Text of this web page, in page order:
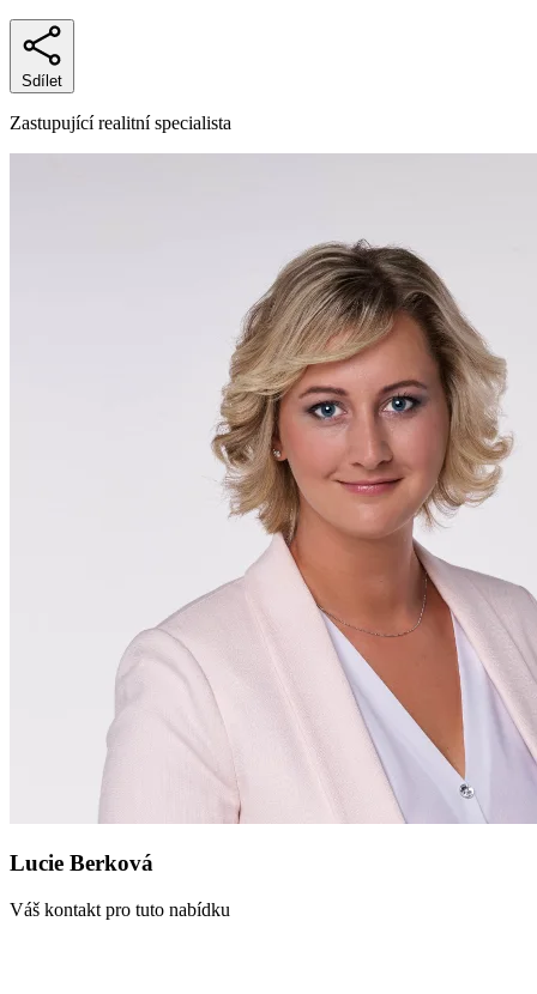
Sdílet
Zastupující realitní specialista
Lucie Berková
Váš kontakt pro tuto nabídku